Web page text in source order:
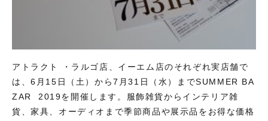
アトラクト ・ラルゴ店、イーエム店のそれぞれ実店舗で
は、6月15日（土）から7月31日（水）までSUMMER BA
ZAR 2019を開催します。服飾雑貨からインテリア雑
貨、家具、オーディオまで季節商品や展示品をお得な価格